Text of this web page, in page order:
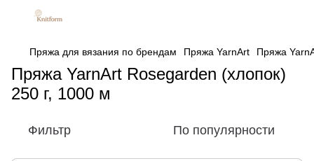
Пряжа для вязания по брендам Пряжа YarnArt Пряжа
Пряжа YarnArt Rosegarden (хлопок)
250 г, 1000 м
Фильтр По популярности